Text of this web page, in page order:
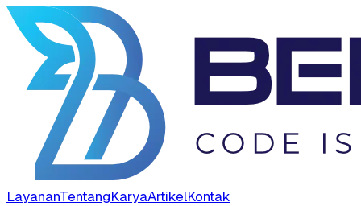
LayananTentangKaryaArtikelKontak